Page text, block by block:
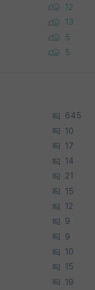
12
13
5
5
645
10
17
14
21
15
12
9
9
10
15
19